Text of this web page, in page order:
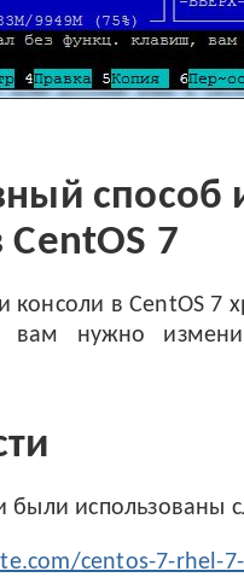
способ
7
консоли в CentOS 7
вам нужно
были использованы
centos-7-rhel-